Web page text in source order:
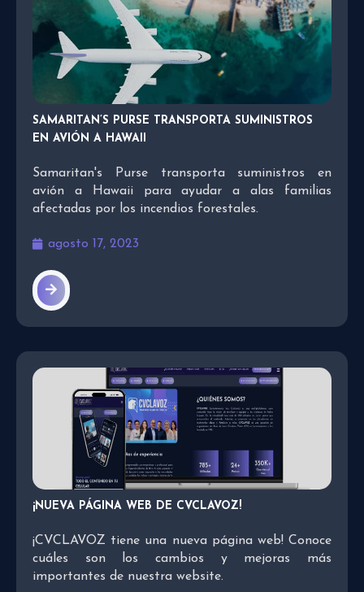
SAMARITAN’S PURSE TRANSPORTA SUMINISTROS
EN AVIÓN A HAWAII
Samaritan's Purse transporta suministros en
avión a Hawaii para ayudar a alas familias
afectadas por los incendios forestales.
agosto 17, 2023
¡NUEVA PÁGINA WEB DE CVCLAVOZ!
¡CVCLAVOZ tiene una nueva página web! Conoce
cuáles son los cambios y mejoras más
importantes de nuestra website.